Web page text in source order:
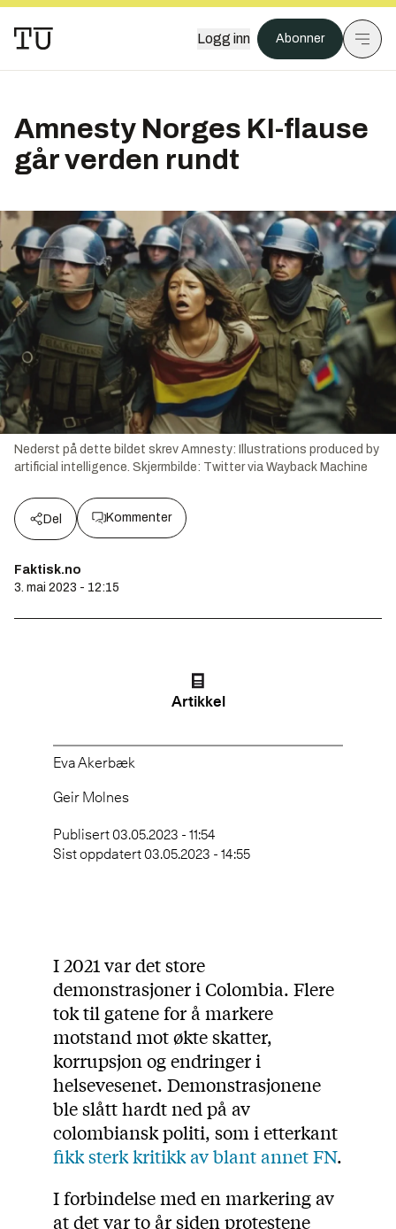
Logg inn Abonner
Amnesty Norges KI-flause
går verden rundt
Nederst på dette bildet skrev Amnesty: Illustrations produced by
artificial intelligence. Skjermbilde: Twitter via Wayback Machine
Del Kommenter
Faktisk.no
3. mai 2023 - 12:15